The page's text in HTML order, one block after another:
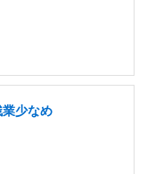
少なめ